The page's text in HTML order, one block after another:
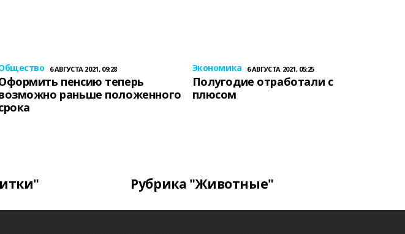
6 АВГУСТА 2021, 09:28
пенсию теперь
раньше положенного
Экономика 6 АВГУСТА 2021, 05:25
Полугодие отработали с
плюсом
Рубрика "Животные"